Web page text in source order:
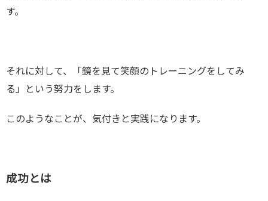
す。
それに対して、「鏡を見て笑顔のトレーニングをしてみ
る」という努力をします。
このようなことが、気付きと実践になります。
成功とは